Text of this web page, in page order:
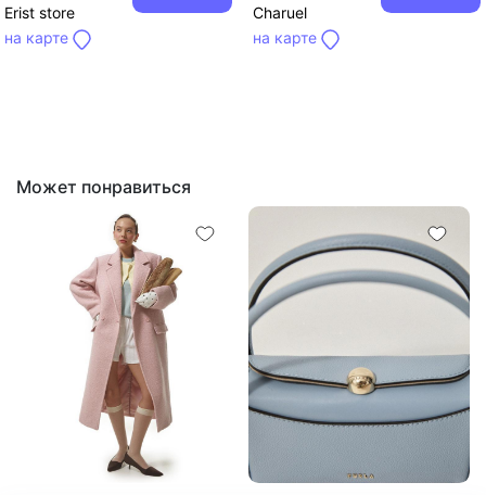
Erist store
на карте
Charuel
на карте
Может понравиться